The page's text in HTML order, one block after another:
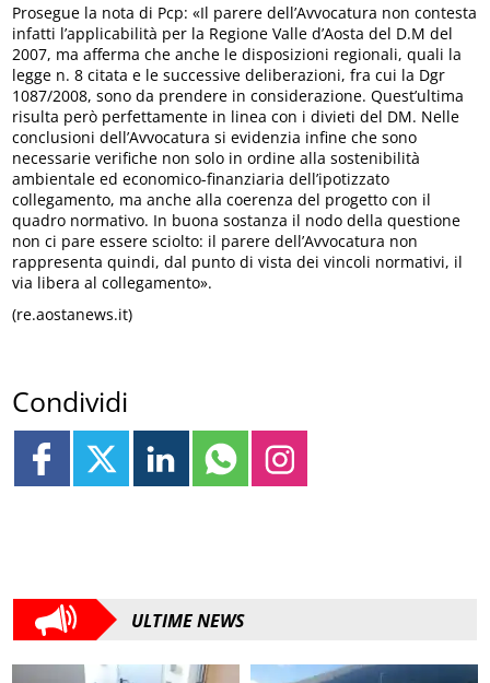
Prosegue la nota di Pcp: «Il parere dell’Avvocatura non contesta
infatti l’applicabilità per la Regione Valle d’Aosta del D.M del
2007, ma afferma che anche le disposizioni regionali, quali la
legge n. 8 citata e le successive deliberazioni, fra cui la Dgr
1087/2008, sono da prendere in considerazione. Quest’ultima
risulta però perfettamente in linea con i divieti del DM. Nelle
conclusioni dell’Avvocatura si evidenzia infine che sono
necessarie verifiche non solo in ordine alla sostenibilità
ambientale ed economico-finanziaria dell’ipotizzato
collegamento, ma anche alla coerenza del progetto con il
quadro normativo. In buona sostanza il nodo della questione
non ci pare essere sciolto: il parere dell’Avvocatura non
rappresenta quindi, dal punto di vista dei vincoli normativi, il
via libera al collegamento».
(re.aostanews.it)
Condividi
ULTIME NEWS